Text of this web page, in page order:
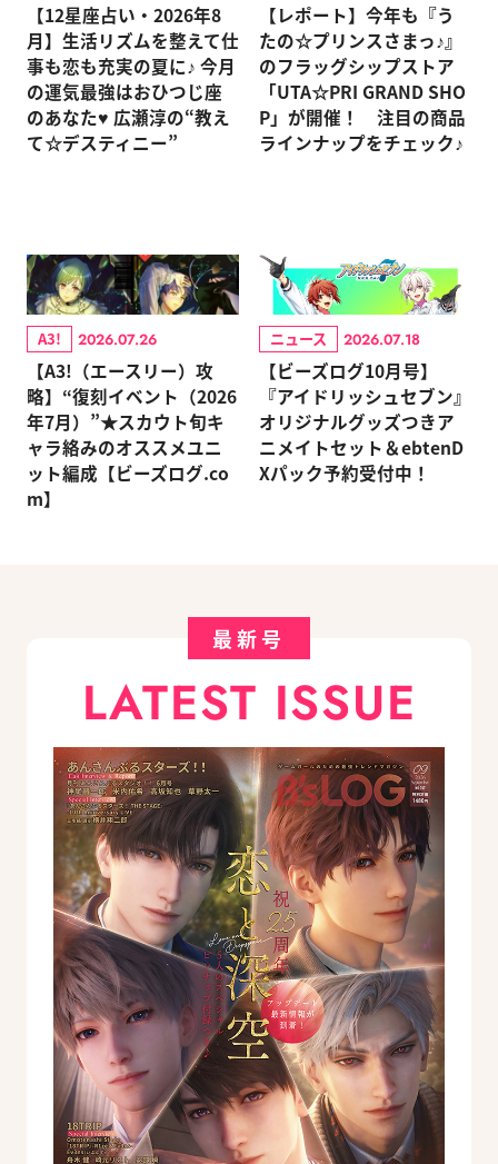
【12星座占い・2026年8
月】生活リズムを整えて仕
事も恋も充実の夏に♪ 今月
の運気最強はおひつじ座
のあなた♥ 広瀬淳の“教え
て☆デスティニー”
【レポート】今年も『う
たの☆プリンスさまっ♪』
のフラッグシップストア
「UTA☆PRI GRAND SHO
P」が開催！ 注目の商品
ラインナップをチェック♪
A3! 2026.07.26
【A3!（エースリー）攻
略】“復刻イベント（2026
年7月）”★スカウト旬キ
ャラ絡みのオススメユニ
ット編成【ビーズログ.co
m】
ニュース 2026.07.18
【ビーズログ10月号】
『アイドリッシュセブン』
オリジナルグッズつきア
ニメイトセット＆ebtenD
Xパック予約受付中！
最新号
LATEST ISSUE